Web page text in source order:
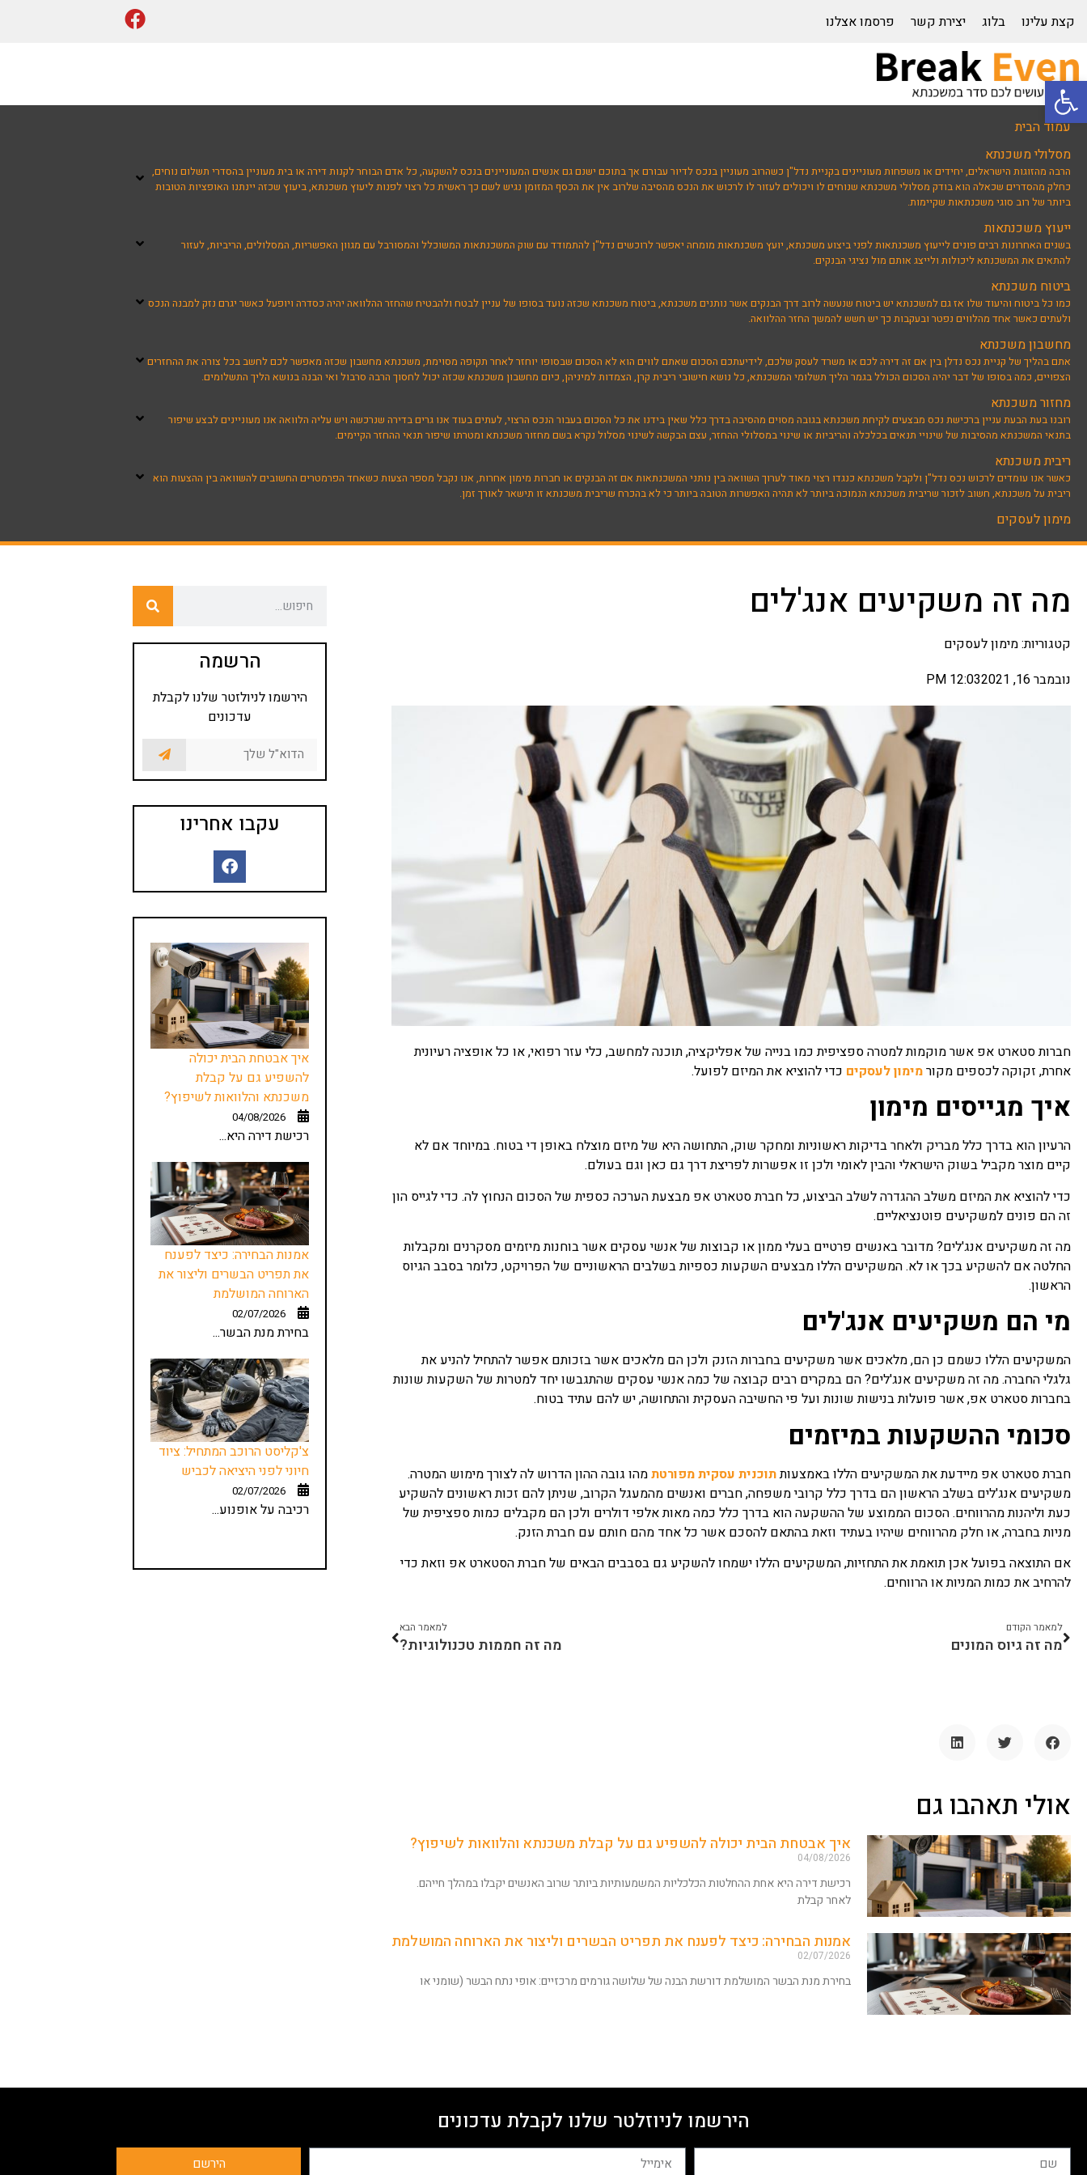
פתח סרגל נגישות
קצת עלינו בלוג יצירת קשר פרסמו אצלנו
עמוד הבית
מסלולי משכנתא
הרבה מהזוגות הישראלים, יחידים או משפחות מעוניינים בקניית נדל"ן כשהרוב מעוניין בנכס לדיור עבורם אך בתוכם ישנם גם אנשים המעוניינים בנכס להשקעה, כל אדם הבוחר לקנות דירה או בית מעוניין בהסדרי תשלום נוחים,
כחלק מהסדרים שכאלה הוא בודק מסלולי משכנתא שנוחים לו ויכולים לעזור לו לרכוש את הנכס מהסיבה שלרוב אין את הכסף המזומן נגיש לשם כך ראשית כל רצוי לפנות ליעוץ משכנתא, ביעוץ שכזה יינתנו האופציות הטובות
ביותר של רוב סוגי משכנתאות שקיימות.
ייעוץ משכנתאות
בשנים האחרונות רבים פונים לייעוץ משכנתאות לפני ביצוע משכנתא, יועץ משכנתאות מומחה יאפשר לרוכשים נדל"ן להתמודד עם שוק המשכנתאות המשוכלל והמסורבל עם מגוון האפשריות, המסלולים, הריביות, לעזור
להתאים את המשכנתא ליכולות ולייצג אותם מול נציגי הבנקים.
ביטוח משכנתא
כמו כל ביטוח והיעוד שלו אז גם למשכנתא יש ביטוח שנעשה לרוב דרך הבנקים אשר נותנים משכנתא, ביטוח משכנתא שכזה נועד בסופו של עניין לבטח ולהבטיח שהחזר ההלוואה יהיה כסדרה ויופעל כאשר יגרם נזק למבנה הנכס
ולעתים כאשר אחד מהלווים נפטר ובעקבות כך יש חשש להמשך החזר ההלוואה.
מחשבון משכנתא
אתם בהליך של קניית נכס נדלן בין אם זה דירה לכם או משרד לעסק שלכם, לידיעתכם הסכום שאתם לווים הוא לא הסכום שבסופו יוחזר לאחר תקופה מסוימת, משכנתא מחשבון שכזה מאפשר לכם לחשב בכל צורה את ההחזרים
הצפויים, כמה בסופו של דבר יהיה הסכום הכולל בגמר הליך תשלומי המשכנתא, כל נושא חישובי ריבית קרן, הצמדות למיניהן, כיום מחשבון משכנתא שכזה יכול לחסוך הרבה סרבול ואי הבנה בנושא הליך התשלומים.
מחזור משכנתא
רובנו בעת הבעת עניין ברכישת נכס מבצעים לקיחת משכנתא בגובה מסוים מהסיבה בדרך כלל שאין בידנו את כל הסכום בעבור הנכס הרצוי, לעתים בעוד אנו גרים בדירה שנרכשה ויש עליה הלוואה אנו מעוניינים לבצע שיפור
בתנאי המשכנתא מהסיבות של שינויי תנאים בכלכלה והריביות או שינוי במסלולי ההחזר, עצם הבקשה לשינוי מסלול נקרא בשם מחזור משכנתא ומטרתו שיפור תנאי ההחזר הקיימים.
ריבית משכנתא
כאשר אנו עומדים לרכוש נכס נדל"ן ולקבל משכנתא כנגדו רצוי מאוד לערוך השוואה בין נותני המשכנתאות אם זה הבנקים או חברות מימון אחרות, אנו נקבל מספר הצעות כשאחד הפרמטרים החשובים להשוואה בין ההצעות הוא
ריבית על משכנתא, חשוב לזכור שריבית משכנתא הנמוכה ביותר לא תהיה האפשרות הטובה ביותר כי לא בהכרח שריבית משכנתא זו תישאר לאורך זמן.
מימון לעסקים
מה זה משקיעים אנג'לים
קטגוריות:מימון לעסקים
נובמבר 16, 2021
12:03 PM
חברות סטארט אפ אשר מוקמות למטרה ספציפית כמו בנייה של אפליקציה, תוכנה למחשב, כלי עזר רפואי, או כל אופציה רעיונית
אחרת, זקוקה לכספים מקורמימון לעסקים כדי להוציא את המיזם לפועל.
איך מגייסים מימון
הרעיון הוא בדרך כלל מבריק ולאחר בדיקות ראשוניות ומחקר שוק, התחושה היא של מיזם מוצלח באופן די בטוח. במיוחד אם לא
קיים מוצר מקביל בשוק הישראלי והבין לאומי ולכן זו אפשרות לפריצת דרך גם כאן וגם בעולם.
כדי להוציא את המיזם משלב ההגדרה לשלב הביצוע, כל חברת סטארט אפ מבצעת הערכה כספית של הסכום הנחוץ לה. כדי לגייס הון
זה הם פונים למשקיעים פוטנציאליים.
מה זה משקיעים אנג'לים? מדובר באנשים פרטיים בעלי ממון או קבוצות של אנשי עסקים אשר בוחנות מיזמים מסקרנים ומקבלות
החלטה אם להשקיע בכך או לא. המשקיעים הללו מבצעים השקעות כספיות בשלבים הראשוניים של הפרויקט, כלומר בסבב הגיוס
הראשון.
מי הם משקיעים אנג'לים
המשקיעים הללו כשמם כן הם, מלאכים אשר משקיעים בחברות הזנק ולכן הם מלאכים אשר בזכותם אפשר להתחיל להניע את
גלגלי החברה. מה זה משקיעים אנג'לים? הם במקרים רבים קבוצה של כמה אנשי עסקים שהתגבשו יחד למטרות של השקעות שונות
בחברות סטארט אפ, אשר פועלות בנישות שונות ועל פי החשיבה העסקית והתחושה, יש להם עתיד בטוח.
סכומי ההשקעות במיזמים
חברת סטארט אפ מיידעת את המשקיעים הללו באמצעותתוכנית עסקית מפורטתמהו גובה ההון הדרוש לה לצורך מימוש המטרה.
משקיעים אנג'לים בשלב הראשון הם בדרך כלל קרובי משפחה, חברים ואנשים מהמעגל הקרוב, שניתן להם זכות ראשונים להשקיע
כעת וליהנות מהרווחים. הסכום הממוצע של ההשקעה הוא בדרך כלל כמה מאות אלפי דולרים ולכן הם מקבלים כמות ספציפית של
מניות בחברה, או חלק מהרווחים שיהיו בעתיד וזאת בהתאם להסכם אשר כל אחד מהם חותם עם חברת הזנק.
אם התוצאה בפועל אכן תואמת את התחזיות, המשקיעים הללו ישמחו להשקיע גם בסבבים הבאים של חברת הסטארט אפ וזאת כדי
להרחיב את כמות המניות או הרווחים.
למאמר הקודם
מה זה גיוס המונים
למאמר הבא
מה זה חממות טכנולוגיות?
אולי תאהבו גם
איך אבטחת הבית יכולה להשפיע גם על קבלת משכנתא והלוואות לשיפוץ?
04/08/2026
רכישת דירה היא אחת ההחלטות הכלכליות המשמעותיות ביותר שרוב האנשים יקבלו במהלך חייהם.
לאחר קבלת
אמנות הבחירה: כיצד לפענח את תפריט הבשרים וליצור את הארוחה המושלמת
02/07/2026
בחירת מנת הבשר המושלמת דורשת הבנה של שלושה גורמים מרכזיים: אופי נתח הבשר (שומני או
הרשמה
הירשמו לניולזטר שלנו לקבלת
עדכונים
עקבו אחרינו
איך אבטחת הבית יכולה
להשפיע גם על קבלת
משכנתא והלוואות לשיפוץ?
04/08/2026
רכישת דירה היא...
אמנות הבחירה: כיצד לפענח
את תפריט הבשרים וליצור את
הארוחה המושלמת
02/07/2026
בחירת מנת הבשר...
צ'קליסט הרוכב המתחיל: ציוד
חיוני לפני היציאה לכביש
02/07/2026
רכיבה על אופנוע...
הירשמו לניוזלטר שלנו לקבלת עדכונים
הירשם